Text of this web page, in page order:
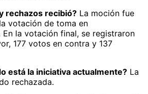
rechazos recibió? La moción fue
votación de toma en
En la votación final, se registraron
177 votos en contra y 137
está la iniciativa actualmente? La
rechazada.